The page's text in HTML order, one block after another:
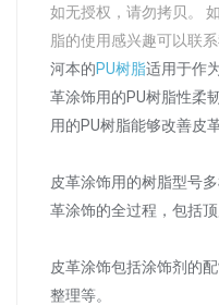
如无授权，请勿拷贝。
脂的使用感兴趣可以联
河本的PU树脂适用于作
革涂饰用的PU树脂性柔
用的PU树脂能够改善皮
皮革涂饰用的树脂型号
革涂饰的全过程，包括
皮革涂饰包括涂饰剂的
整理等。